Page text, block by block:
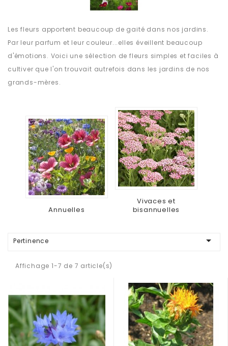
Les fleurs apportent beaucoup de gaité dans nos jardins.
Par leur parfum et leur couleur...elles éveillent beaucoup
d'émotions. Voici une sélection de fleurs simples et faciles à
cultiver que l'on trouvait autrefois dans les jardins de nos
grands-mères.
Annuelles
Vivaces et
bisannuelles
Pertinence 
Affichage 1-7 de 7 article(s)